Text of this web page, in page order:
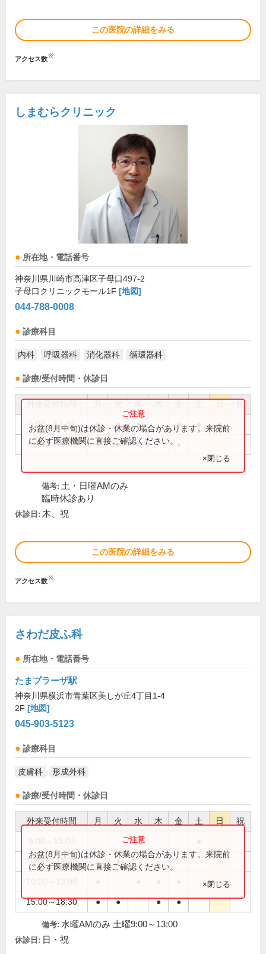
この医院の詳細をみる
アクセス数※
しまむらクリニック
所在地・電話番号
神奈川県川崎市高津区子母口497-2
子母口クリニックモール1F [地図]
044-788-0008
診療科目
内科 呼吸器科 消化器科 循環器科
診療/受付時間・休診日
祝
9:00～12:30 ● ● ● ● ●
16:00～19:00 ● ● ●
お盆(8月中旬)は休診・休業の場合があります。来院前
に必ず医療機関に直接ご確認ください。
×閉じる
備考: 土・日曜AMのみ
臨時休診あり
休診日: 木、祝
この医院の詳細をみる
アクセス数※
さわだ皮ふ科
所在地・電話番号
たまプラーザ駅
神奈川県横浜市青葉区美しが丘4丁目1-4
2F [地図]
045-903-5123
診療科目
皮膚科 形成外科
診療/受付時間・休診日
外来受付時間 月 火 水 木 金 土 日 祝
10:00～12:00 ●
15:00～18:30 ● ● ● ●
お盆(8月中旬)は休診・休業の場合があります。来院前
に必ず医療機関に直接ご確認ください。
×閉じる
備考: 水曜AMのみ 土曜9:00～13:00
休診日: 日・祝